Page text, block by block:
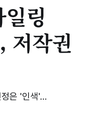
링
저작권
정은 '인색'…